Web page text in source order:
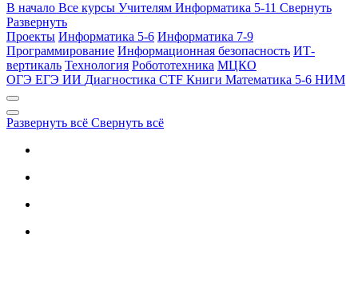
В начало Все курсы Учителям Информатика 5-11 Свернуть
Развернуть
Проекты Информатика 5-6 Информатика 7-9
Программирование Информационная безопасность ИТ-
вертикаль Технология Робототехника МЦКО
ОГЭ ЕГЭ ИИ Диагностика CTF Книги Математика 5-6 НИМ
Развернуть всё Свернуть всё